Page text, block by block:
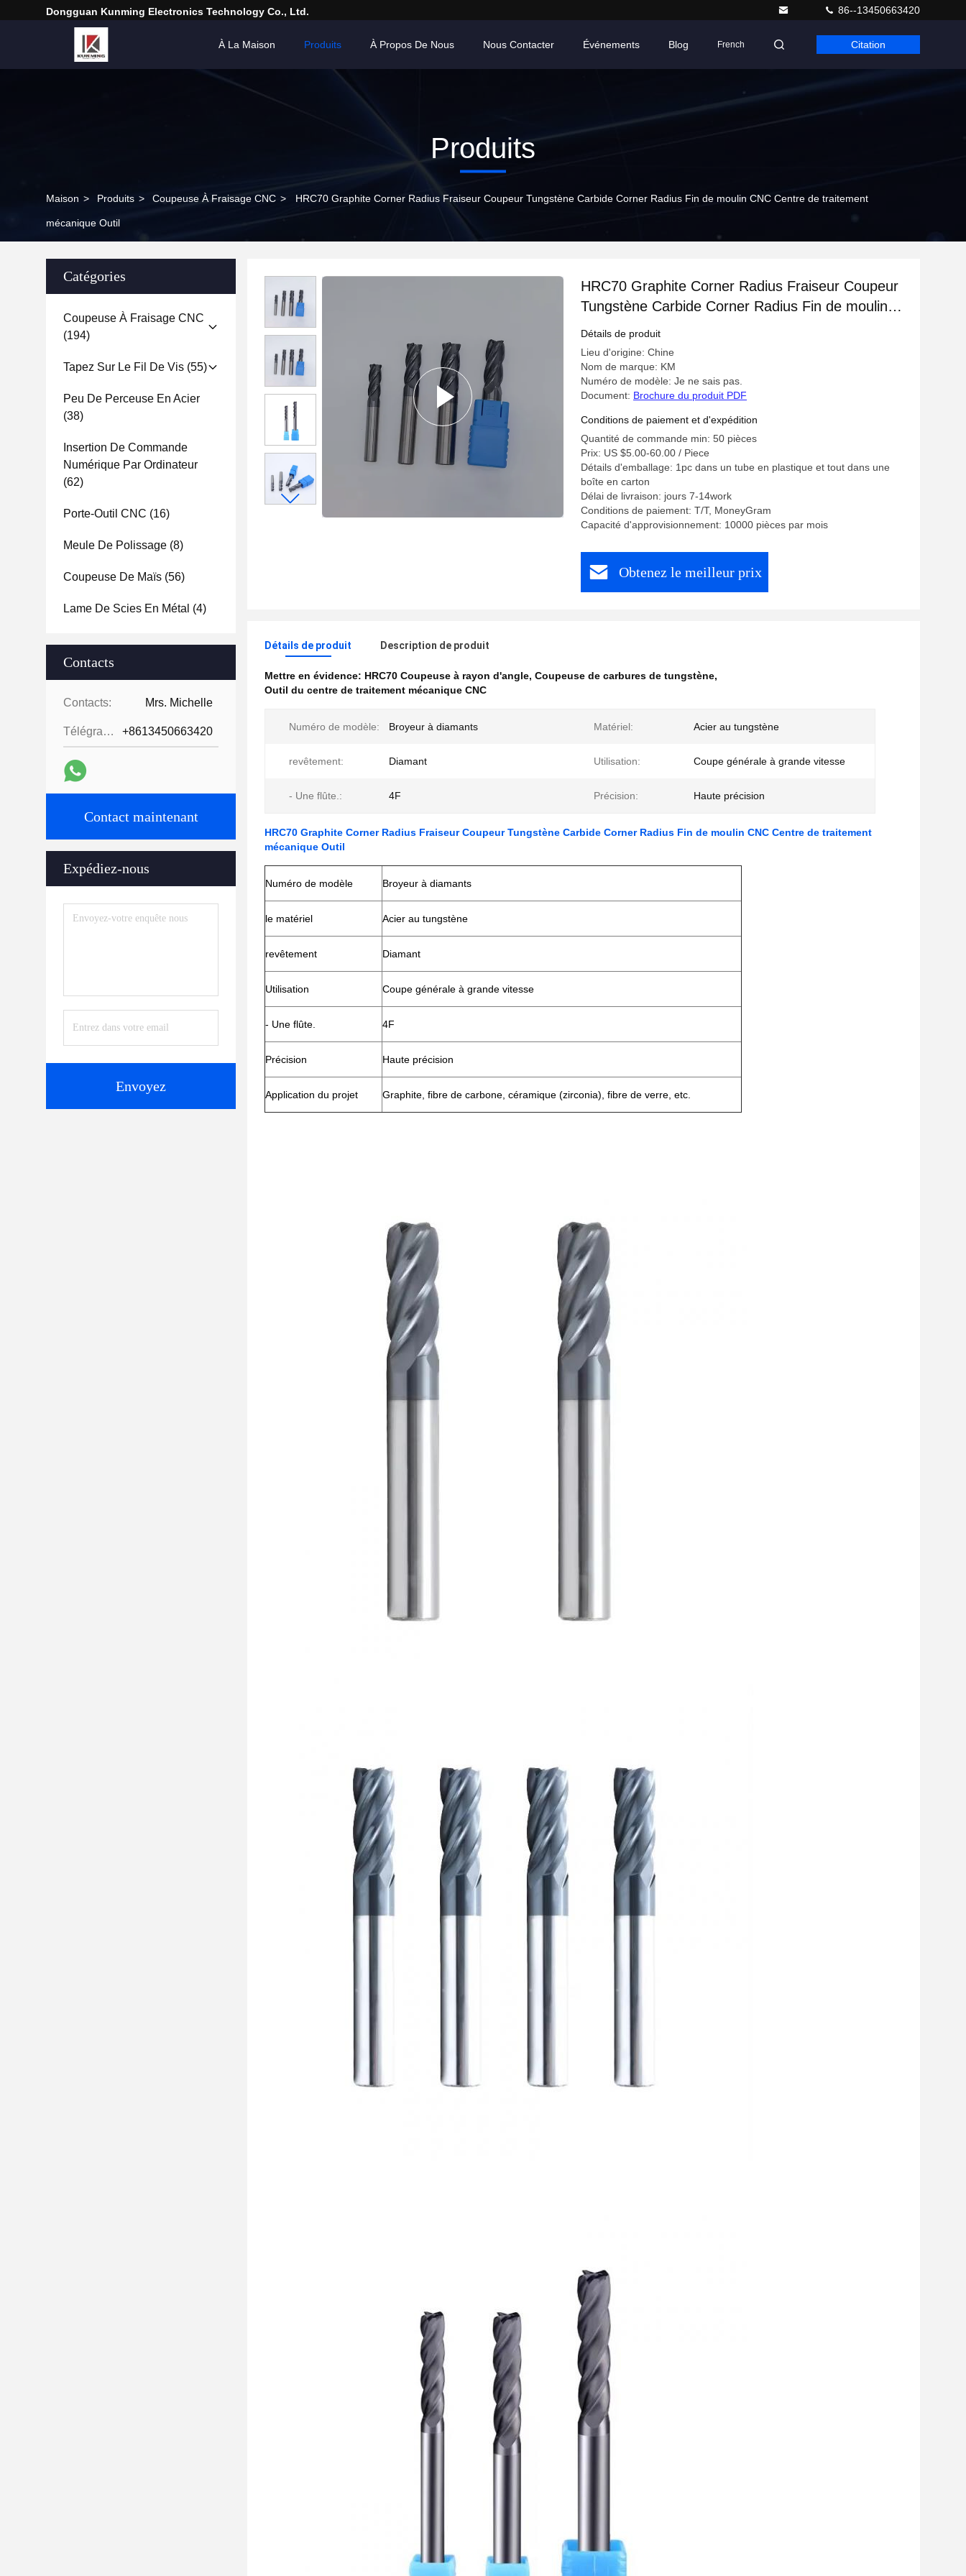
Dongguan Kunming Electronics Technology Co., Ltd. 86--13450663420
À La Maison Produits À Propos De Nous Nous Contacter Événements Blog French Citation
Produits
Maison > Produits > Coupeuse À Fraisage CNC > HRC70 Graphite Corner Radius Fraiseur Coupeur Tungstène Carbide Corner Radius Fin de moulin CNC Centre de traitement
mécanique Outil
Catégories
Coupeuse À Fraisage CNC
(194)
Tapez Sur Le Fil De Vis (55)
Peu De Perceuse En Acier
(38)
Insertion De Commande
Numérique Par Ordinateur
(62)
Porte-Outil CNC (16)
Meule De Polissage (8)
Coupeuse De Maïs (56)
Lame De Scies En Métal (4)
Contacts
Contacts: Mrs. Michelle
Télégramme: +8613450663420
Contact maintenant
Expédiez-nous
Envoyez
HRC70 Graphite Corner Radius Fraiseur Coupeur
Tungstène Carbide Corner Radius Fin de moulin
CNC Centre de traitement mécanique Outil
Détails de produit
Lieu d'origine: Chine
Nom de marque: KM
Numéro de modèle: Je ne sais pas.
Document: Brochure du produit PDF
Conditions de paiement et d'expédition
Quantité de commande min: 50 pièces
Prix: US $5.00-60.00 / Piece
Détails d'emballage: 1pc dans un tube en plastique et tout dans une
boîte en carton
Délai de livraison: jours 7-14work
Conditions de paiement: T/T, MoneyGram
Capacité d'approvisionnement: 10000 pièces par mois
Obtenez le meilleur prix
Détails de produit Description de produit
Mettre en évidence: HRC70 Coupeuse à rayon d'angle, Coupeuse de carbures de tungstène,
Outil du centre de traitement mécanique CNC
Numéro de modèle: Broyeur à diamants Matériel: Acier au tungstène
revêtement: Diamant Utilisation: Coupe générale à grande vitesse
- Une flûte.: 4F Précision: Haute précision
HRC70 Graphite Corner Radius Fraiseur Coupeur Tungstène Carbide Corner Radius Fin de moulin CNC Centre de traitement
mécanique Outil
Numéro de modèle Broyeur à diamants
le matériel Acier au tungstène
revêtement Diamant
Utilisation Coupe générale à grande vitesse
- Une flûte. 4F
Précision Haute précision
Application du projet Graphite, fibre de carbone, céramique (zirconia), fibre de verre, etc.